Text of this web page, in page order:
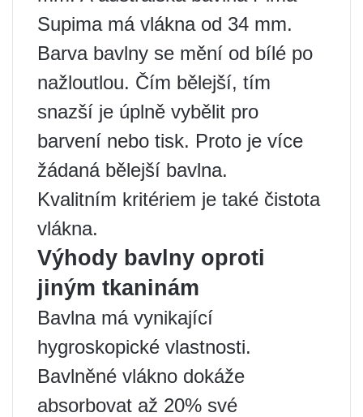
Supima má vlákna od 34 mm.
Barva bavlny se mění od bílé po
nažloutlou. Čím bělejší, tím
snazší je úplně vybělit pro
barvení nebo tisk. Proto je více
žádaná bělejší bavlna.
Kvalitním kritériem je také čistota
vlákna.
Výhody bavlny oproti
jiným tkaninám
Bavlna má vynikající
hygroskopické vlastnosti.
Bavlněné vlákno dokáže
absorbovat až 20% své